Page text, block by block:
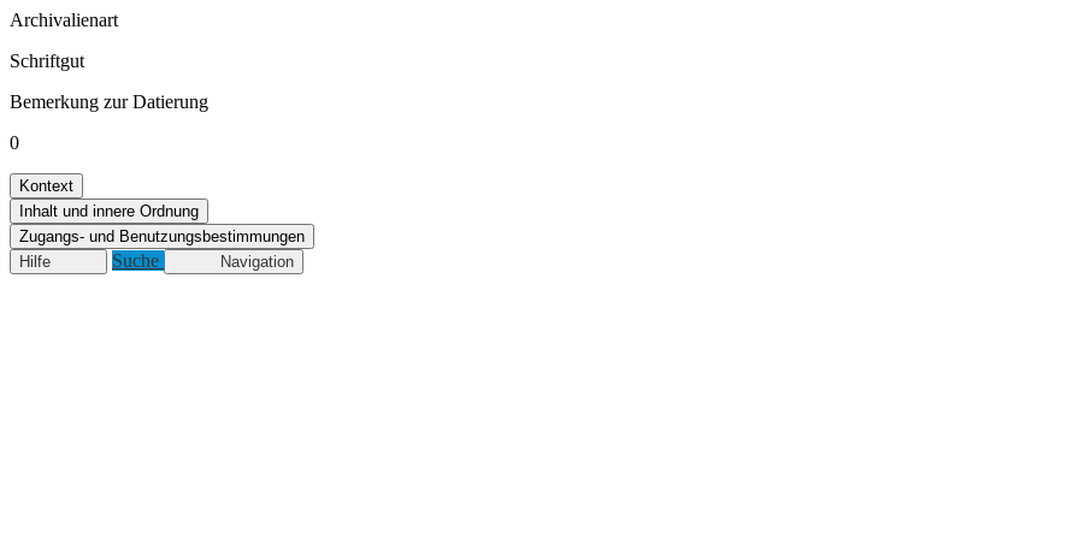
Archivalienart
Schriftgut
Bemerkung zur Datierung
0
Kontext
Inhalt und innere Ordnung
Zugangs- und Benutzungsbestimmungen
Hilfe
Suche Navigation